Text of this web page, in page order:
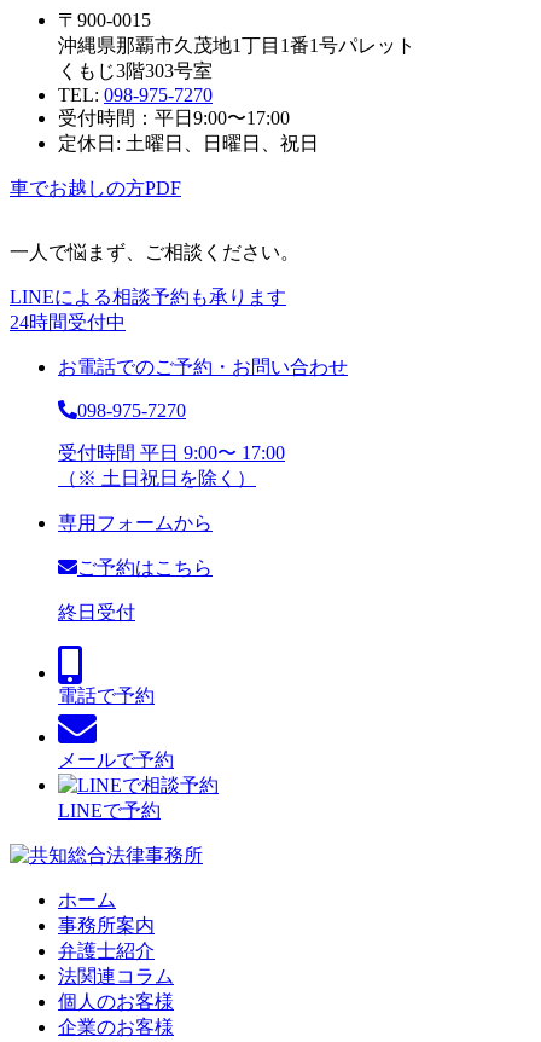
〒900-0015
沖縄県那覇市久茂地1丁目1番1号パレット
くもじ3階303号室
TEL: 098-975-7270
受付時間：平日9:00〜17:00
定休日: 土曜日、日曜日、祝日
車でお越しの方PDF
一人で悩まず、ご相談ください。
LINEによる相談予約も承ります
24時間受付中
お電話でのご予約・お問い合わせ
098-975-7270
受付時間 平日 9:00〜 17:00
（※ 土日祝日を除く）
専用フォームから
ご予約はこちら
終日受付
電話で予約
メールで予約
LINEで予約
ホーム
事務所案内
弁護士紹介
法関連コラム
個人のお客様
企業のお客様